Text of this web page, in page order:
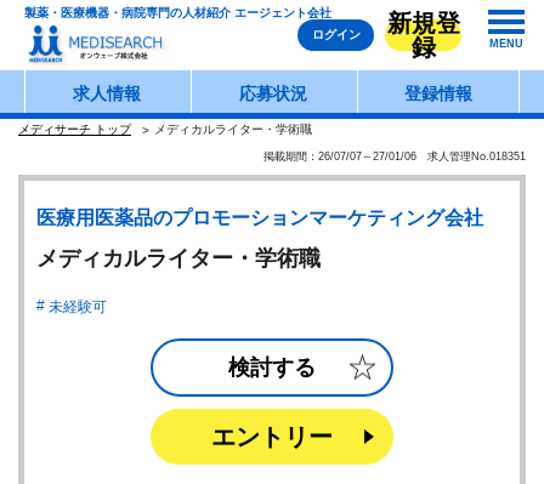
製薬・医療機器・病院専門の人材紹介 エージェント会社
ログイン
新規登
録
MENU
求人情報 応募状況 登録情報
メディサーチ トップ メディカルライター・学術職
掲載期間：26/07/07～27/01/06 求人管理No.018351
医療用医薬品のプロモーションマーケティング会社
メディカルライター・学術職
未経験可
検討する
エントリー